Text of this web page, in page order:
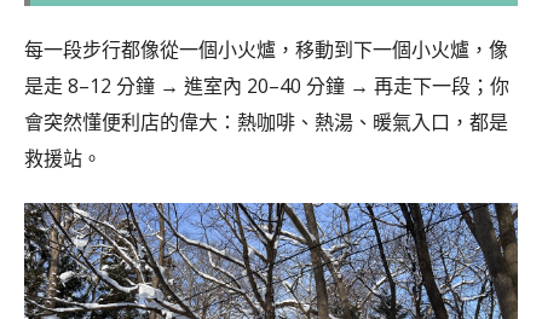
每一段步行都像從一個小火爐，移動到下一個小火爐，像
是走 8–12 分鐘 → 進室內 20–40 分鐘 → 再走下一段；你
會突然懂便利店的偉大：熱咖啡、熱湯、暖氣入口，都是
救援站。